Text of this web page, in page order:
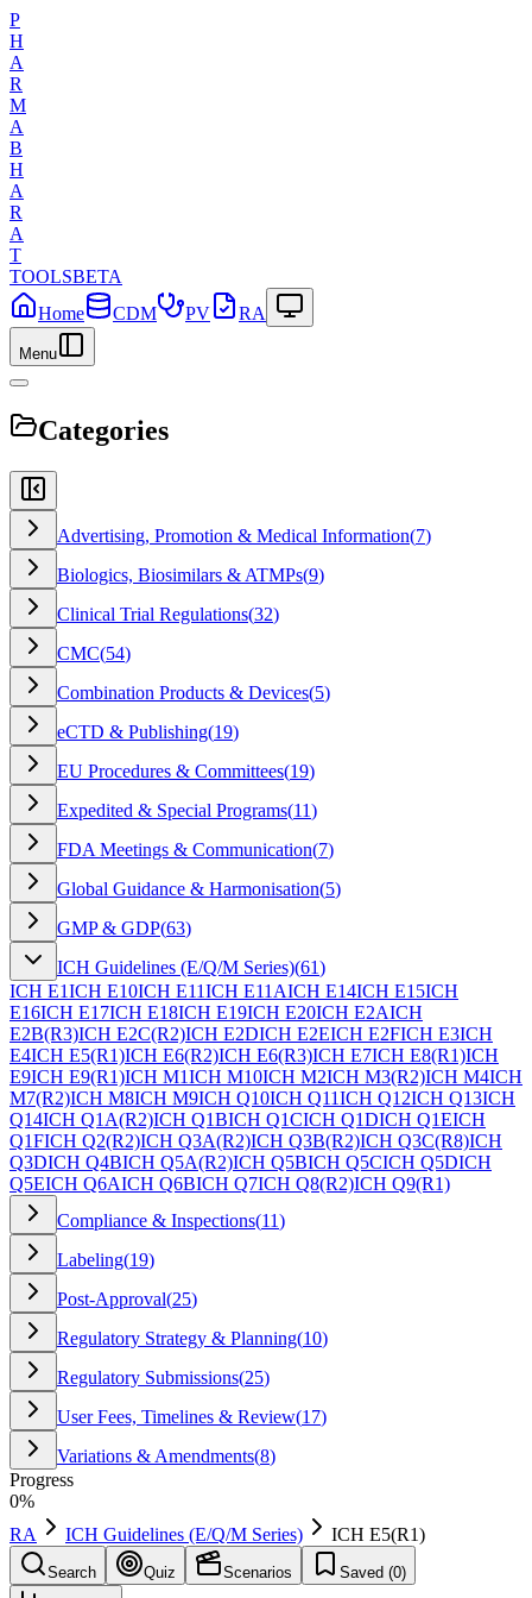
P
H
A
R
M
A
B
H
A
R
A
T
TOOLSBETA
Home
CDM PV RA
Menu
Categories
Advertising, Promotion & Medical Information(7)
Biologics, Biosimilars & ATMPs(9)
Clinical Trial Regulations(32)
CMC(54)
Combination Products & Devices(5)
eCTD & Publishing(19)
EU Procedures & Committees(19)
Expedited & Special Programs(11)
FDA Meetings & Communication(7)
Global Guidance & Harmonisation(5)
GMP & GDP(63)
ICH Guidelines (E/Q/M Series)(61)
ICH E1ICH E10ICH E11ICH E11AICH E14ICH E15ICH
E16ICH E17ICH E18ICH E19ICH E20ICH E2AICH
E2B(R3)ICH E2C(R2)ICH E2DICH E2EICH E2FICH E3ICH
E4ICH E5(R1)ICH E6(R2)ICH E6(R3)ICH E7ICH E8(R1)ICH
E9ICH E9(R1)ICH M1ICH M10ICH M2ICH M3(R2)ICH M4ICH
M7(R2)ICH M8ICH M9ICH Q10ICH Q11ICH Q12ICH Q13ICH
Q14ICH Q1A(R2)ICH Q1BICH Q1CICH Q1DICH Q1EICH
Q1FICH Q2(R2)ICH Q3A(R2)ICH Q3B(R2)ICH Q3C(R8)ICH
Q3DICH Q4BICH Q5A(R2)ICH Q5BICH Q5CICH Q5DICH
Q5EICH Q6AICH Q6BICH Q7ICH Q8(R2)ICH Q9(R1)
Compliance & Inspections(11)
Labeling(19)
Post-Approval(25)
Regulatory Strategy & Planning(10)
Regulatory Submissions(25)
User Fees, Timelines & Review(17)
Variations & Amendments(8)
Progress
0%
RA
ICH Guidelines (E/Q/M Series) ICH E5(R1)
Search Quiz Scenarios Saved (0)